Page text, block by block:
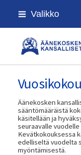
Siirry
sivun
Valikko
Äänekosken
sääntömääräistä
käsitellään ja
seuraavalle
Kevätkokouksessa
edelliseltä vuodelta
myöntämisestä.